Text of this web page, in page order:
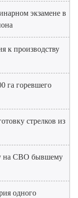
экзамене в
к производству
га горевшего
стрелков из
на СВО бывшему
одного